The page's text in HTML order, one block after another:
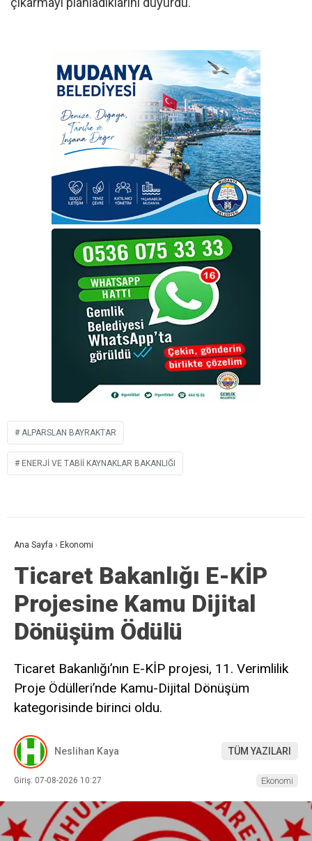
ALPARSLAN BAYRAKTAR
ENERJI VE TABII KAYNAKLAR BAKANLIĞI
Ana Sayfa › Ekonomi
Ticaret Bakanlığı E-KİP
Projesine Kamu Dijital
Dönüşüm Ödülü
Ticaret Bakanlığı’nın E-KİP projesi, 11. Verimlilik
Proje Ödülleri’nde Kamu-Dijital Dönüşüm
kategorisinde birinci oldu.
Neslihan Kaya TÜM YAZILARI
Giriş: 07-08-2026 10:27 Ekonomi